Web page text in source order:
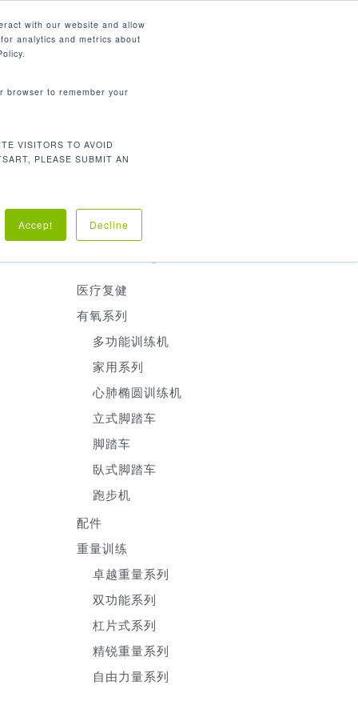
with our website and allow
analytics and metrics about
browser to remember your
VISITORS TO AVOID
PLEASE SUBMIT AN
Accept Decline
市场
产标
有氧训练
医疗复健
有氧系列
多功能训练机
家用系列
心肺椭圆训练机
立式脚踏车
脚踏车
臥式脚踏车
跑步机
配件
重量训练
卓越重量系列
双功能系列
杠片式系列
精锐重量系列
自由力量系列